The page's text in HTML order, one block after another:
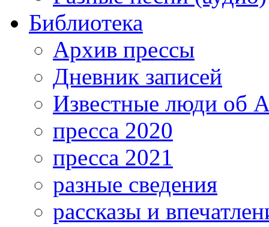
Библиотека
Архив прессы
Дневник записей
Известные люди об
пресса 2020
пресса 2021
разные сведения
рассказы и